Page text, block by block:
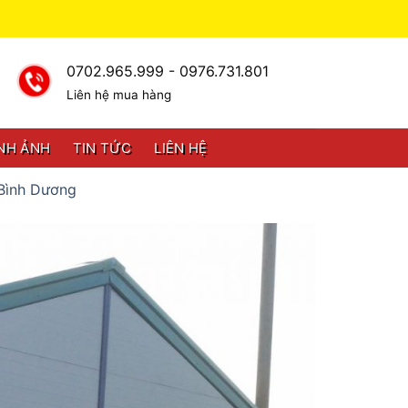
0702.965.999 - 0976.731.801
Liên hệ mua hàng
ẢNH TIN TỨC LIÊN HỆ
Dương